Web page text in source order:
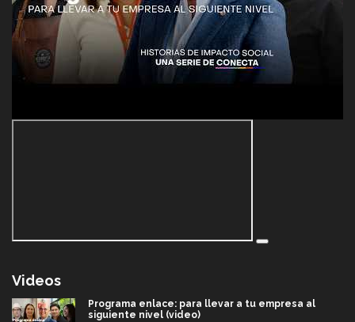
Videos
Programa enlace: para llevar a tu empresa al
siguiente nivel (video)